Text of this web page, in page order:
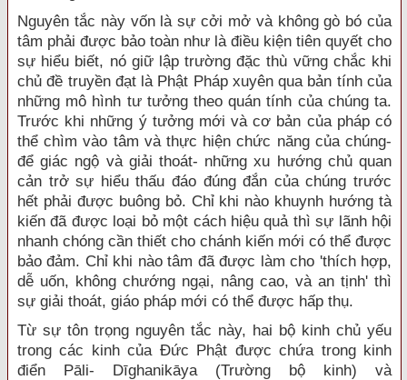
Nguyên tắc này vốn là sự cởi mở và không gò bó của
tâm phải được bảo toàn như là điều kiện tiên quyết cho
sự hiểu biết, nó giữ lập trường đặc thù vững chắc khi
chủ đề truyền đạt là Phật Pháp xuyên qua bản tính của
những mô hình tư tưởng theo quán tính của chúng ta.
Trước khi những ý tưởng mới và cơ bản của pháp có
thể chìm vào tâm và thực hiện chức năng của chúng-
để giác ngộ và giải thoát- những xu hướng chủ quan
cản trở sự hiểu thấu đáo đúng đắn của chúng trước
hết phải được buông bỏ. Chỉ khi nào khuynh hướng tà
kiến đã được loại bỏ một cách hiệu quả thì sự lãnh hội
nhanh chóng cần thiết cho chánh kiến mới có thể được
bảo đảm. Chỉ khi nào tâm đã được làm cho 'thích hợp,
dễ uốn, không chướng ngại, nâng cao, và an tịnh' thì
sự giải thoát, giáo pháp mới có thể được hấp thụ.
Từ sự tôn trọng nguyên tắc này, hai bộ kinh chủ yếu
trong các kinh của Đức Phật được chứa trong kinh
điển Pāli- Dīghanikāya (Trường bộ kinh) và